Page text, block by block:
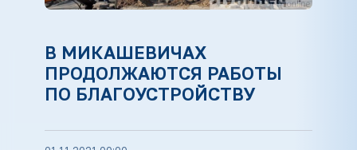
В МИКАШЕВИЧАХ
ПРОДОЛЖАЮТСЯ РАБОТЫ
ПО БЛАГОУСТРОЙСТВУ